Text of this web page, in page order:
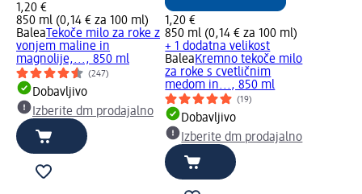
1,20 €
850 ml (0,14 € za 100 ml)
Balea Tekoče milo za roke z
vonjem maline in
magnolije,..., 850 ml
(247)
Dobavljivo
Izberite dm prodajalno
1,20 €
850 ml (0,14 € za 100 ml)
+ 1 dodatna velikost
BaleaKremno tekoče milo
za roke s cvetličnim
medom in..., 850 ml
(19)
Dobavljivo
Izberite dm prodajalno